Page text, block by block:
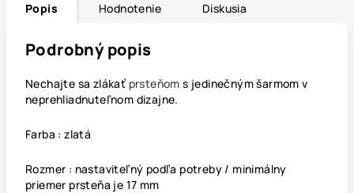
Popis Hodnotenie Diskusia
Podrobný popis
Nechajte sa zlákať prsteňom s jedinečným šarmom v
neprehliadnuteľnom dizajne.
Farba : zlatá
Rozmer : nastaviteľný podľa potreby / minimálny
priemer prsteňa je 17 mm